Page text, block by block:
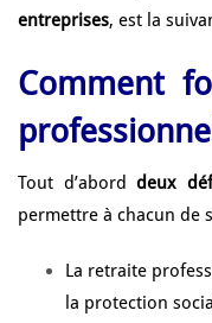
entreprises, est la
Comment
Tout d’aborddeux
permettre à chacun de
La retraite
la protection